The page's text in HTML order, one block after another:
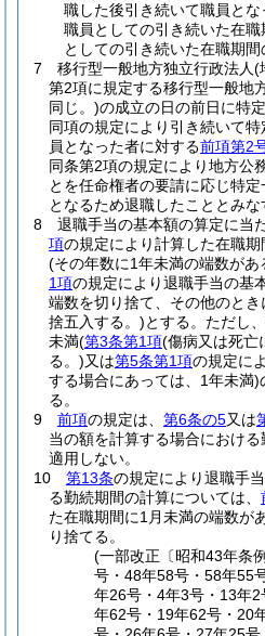
職した後引き続いて職員と
職員としての引き続いた在
としての引き続いた在職期
7
移行型一般地方独立行政法人(
第2項に規定する移行型一般地
同じ。)の成立の日の前日に特
同項の規定により引き続いて
員となった者に対する前項第2
同条第2項の規定により地方公
とを任命権者の要請に応じ特
となるため退職したこととみな
8
退職手当の基本額の算定に当
項の規定により計算した在職
(その年数に1年未満の端数があ
1項の規定により退職手当の基
端数を切り捨て、その他のと
捨五入する。)とする。 ただし
未満(第3条第1項(傷病又は死亡
る。)又は第5条第1項の規定に
する場合にあっては、1年未満)
る。
9
前項の規定は、 第6条の5又は
当の額を計算する場合におけ
適用しない。
10
第13条の規定により退職手
る勤続期間の計算については、
た在職期間に1月未満の端数が
り捨てる。
(一部改正〔昭和43年条
号・48年58号・58年55
年26号・4年3号・13年
年62号・19年62号・20